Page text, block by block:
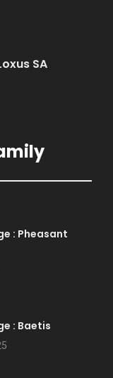
SA
: Pheasant
: Baetis